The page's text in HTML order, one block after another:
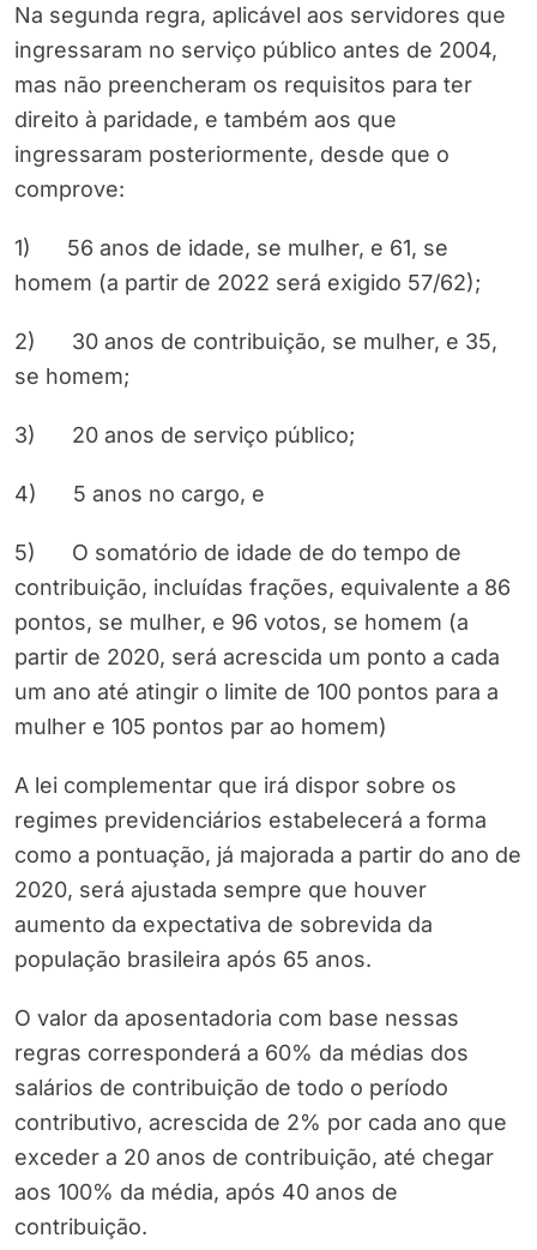
Na segunda regra, aplicável aos servidores que
ingressaram no serviço público antes de 2004,
mas não preencheram os requisitos para ter
direito à paridade, e também aos que
ingressaram posteriormente, desde que o
comprove:
1) 56 anos de idade, se mulher, e 61, se
homem (a partir de 2022 será exigido 57/62);
2) 30 anos de contribuição, se mulher, e 35,
se homem;
3) 20 anos de serviço público;
4) 5 anos no cargo, e
5) O somatório de idade de do tempo de
contribuição, incluídas frações, equivalente a 86
pontos, se mulher, e 96 votos, se homem (a
partir de 2020, será acrescida um ponto a cada
um ano até atingir o limite de 100 pontos para a
mulher e 105 pontos par ao homem)
A lei complementar que irá dispor sobre os
regimes previdenciários estabelecerá a forma
como a pontuação, já majorada a partir do ano de
2020, será ajustada sempre que houver
aumento da expectativa de sobrevida da
população brasileira após 65 anos.
O valor da aposentadoria com base nessas
regras corresponderá a 60% da médias dos
salários de contribuição de todo o período
contributivo, acrescida de 2% por cada ano que
exceder a 20 anos de contribuição, até chegar
aos 100% da média, após 40 anos de
contribuição.